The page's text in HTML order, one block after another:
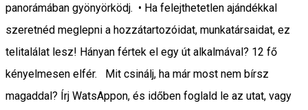
panorámában gyönyörködj. • Ha felejthetetlen ajándékkal
szeretnéd meglepni a hozzátartozóidat, munkatársaidat, ez
telitalálat lesz! Hányan fértek el egy út alkalmával? 12 fő
kényelmesen elfér. Mit csinálj, ha már most nem bírsz
magaddal? Írj WatsAppon, és időben foglald le az utat, vagy